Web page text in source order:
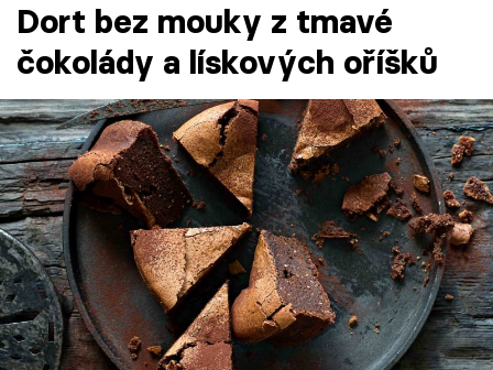
Témata
Recepty
Články
TV Program
Škola vaření
Dort bez mouky z tmavé
čokolády a lískových oříšků